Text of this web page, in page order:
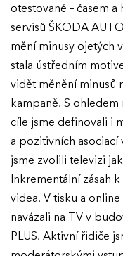
otestované – časem
servisů ŠKODA
mění minusy ojetých
stala ústředním
vidět měnění minusů
kampaně. S
cíle jsme definovali i
a pozitivních
jsme zvolili televizi
Inkrementální zásah
videa. V tisku a
navázali na TV v
PLUS. Aktivní řidiče